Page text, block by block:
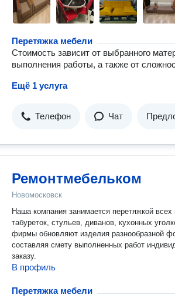
Перетяжка мебели
Стоимость зависит от выбранного
выполнения работы, а также от
Ещё 1 услуга
Телефон Чат
Ремонтмебельком
Новомосковск
Наша компания занимается перетяжкой
табуреток, стульев, диванов, кухонных
фирмы обновляют изделия разнообразной
составляя смету выполненных работ
заказу.
В профиль
Перетяжка мебели